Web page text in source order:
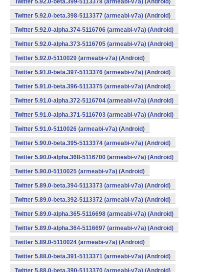
Twitter 5.92.0-beta.399-5113378 (armeabi-v7a) (Android)
Twitter 5.92.0-beta.398-5113377 (armeabi-v7a) (Android)
Twitter 5.92.0-alpha.374-5116706 (armeabi-v7a) (Android)
Twitter 5.92.0-alpha.373-5116705 (armeabi-v7a) (Android)
Twitter 5.92.0-5110029 (armeabi-v7a) (Android)
Twitter 5.91.0-beta.397-5113376 (armeabi-v7a) (Android)
Twitter 5.91.0-beta.396-5113375 (armeabi-v7a) (Android)
Twitter 5.91.0-alpha.372-5116704 (armeabi-v7a) (Android)
Twitter 5.91.0-alpha.371-5116703 (armeabi-v7a) (Android)
Twitter 5.91.0-5110026 (armeabi-v7a) (Android)
Twitter 5.90.0-beta.395-5113374 (armeabi-v7a) (Android)
Twitter 5.90.0-alpha.368-5116700 (armeabi-v7a) (Android)
Twitter 5.90.0-5110025 (armeabi-v7a) (Android)
Twitter 5.89.0-beta.394-5113373 (armeabi-v7a) (Android)
Twitter 5.89.0-beta.392-5113372 (armeabi-v7a) (Android)
Twitter 5.89.0-alpha.365-5116698 (armeabi-v7a) (Android)
Twitter 5.89.0-alpha.364-5116697 (armeabi-v7a) (Android)
Twitter 5.89.0-5110024 (armeabi-v7a) (Android)
Twitter 5.88.0-beta.391-5113371 (armeabi-v7a) (Android)
Twitter 5.88.0-beta.390-5113370 (armeabi-v7a) (Android)